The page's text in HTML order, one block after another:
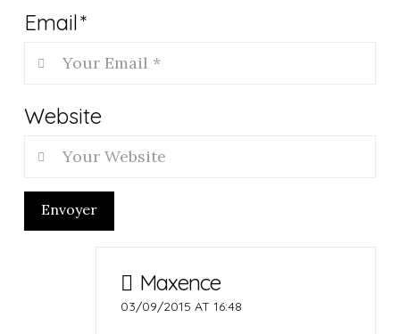
Email*
Website
Envoyer
Maxence
03/09/2015 AT 16:48